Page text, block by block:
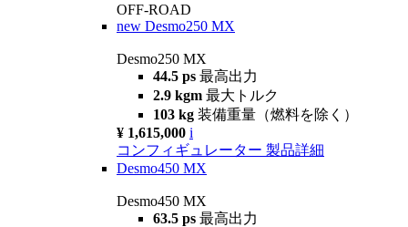
OFF-ROAD
new Desmo250 MX
Desmo250 MX
44.5 ps 最高出力
2.9 kgm 最大トルク
103 kg 装備重量（燃料を除く）
¥ 1,615,000 i
コンフィギュレーター 製品詳細
Desmo450 MX
Desmo450 MX
63.5 ps 最高出力